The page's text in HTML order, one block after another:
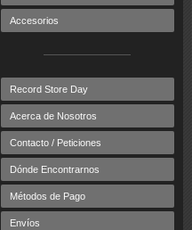
Accesorios
Record Store Day
Acerca de Nosotros
Contacto / Peticiones
Dónde Encontrarnos
Métodos de Pago
Envíos